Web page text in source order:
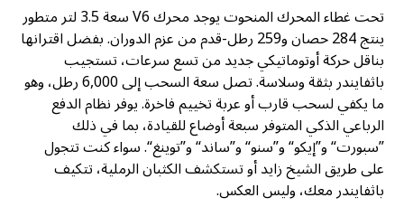
تحت غطاء المحرك المنحوت يوجد محرك V6 سعة 3.5 لتر متطور
ينتج 284 حصان و259 رطل-قدم من عزم الدوران. بفضل اقترانها
بناقل حركة أوتوماتيكي جديد من تسع سرعات، تستجيب
باثفايندر بثقة وسلاسة. تصل سعة السحب إلى 6,000 رطل، وهو
ما يكفي لسحب قارب أو عربة تخييم فاخرة. يوفر نظام الدفع
الرباعي الذكي المتوفر سبعة أوضاع للقيادة، بما في ذلك
”سبورت“ و”إيكو“ و”سنو“ و”ساند“ و”توينغ“. سواء كنت تتجول
على طريق الشيخ زايد أو تستكشف الكثبان الرملية، تتكيف
باثفايندر معك، وليس العكس.